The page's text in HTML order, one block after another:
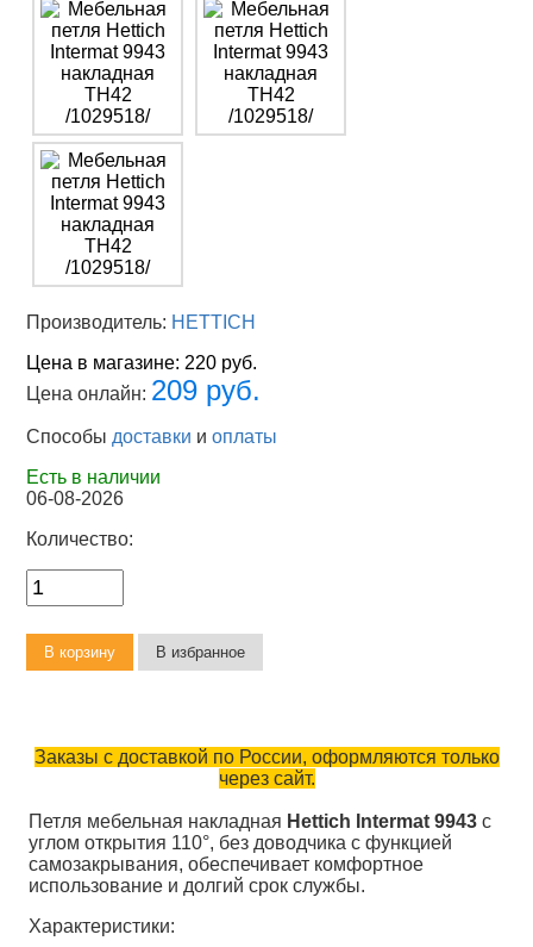
Производитель: HETTICH
Цена в магазине: 220 руб.
Цена онлайн: 209 руб.
Способы доставки иоплаты
Есть в наличии
06-08-2026
Количество:
Заказы с доставкой по России, оформляются только
через сайт.
Петля мебельная накладная Hettich Intermat 9943 с
углом открытия 110°, без доводчика с функцией
самозакрывания, обеспечивает комфортное
использование и долгий срок службы.
Характеристики: